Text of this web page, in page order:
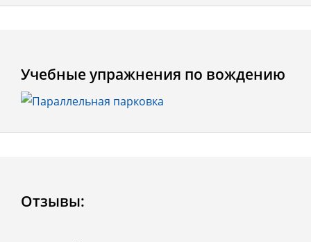
Учебные упражнения по вождению
Отзывы: